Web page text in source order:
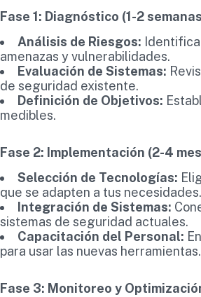
Fase 1: Diagnóstico (1-2
Análisis de Riesgos:
amenazas y vulnerabilidades.
Evaluación de Sistemas:
de seguridad existente.
Definición de Objetivos:
medibles.
Fase 2: Implementación (2-4
Selección de Tecnologías:
que se adapten a tus necesidades.
Integración de Sistemas:
sistemas de seguridad actuales.
Capacitación del Personal:
para usar las nuevas herramientas.
Fase 3: Monitoreo y